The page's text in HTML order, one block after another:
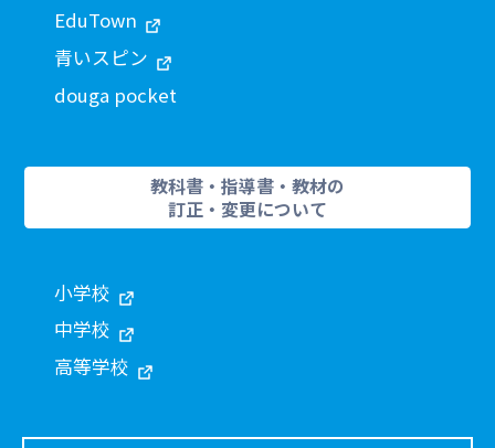
EduTown
青いスピン
douga pocket
教科書・指導書・教材の
訂正・変更について
小学校
中学校
高等学校